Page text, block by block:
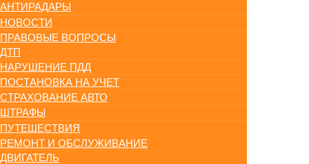
АНТИРАДАРЫ
НОВОСТИ
ПРАВОВЫЕ ВОПРОСЫ
ДТП
НАРУШЕНИЕ ПДД
ПОСТАНОВКА НА УЧЕТ
СТРАХОВАНИЕ АВТО
ШТРАФЫ
ПУТЕШЕСТВИЯ
РЕМОНТ И ОБСЛУЖИВАНИЕ
ДВИГАТЕЛЬ